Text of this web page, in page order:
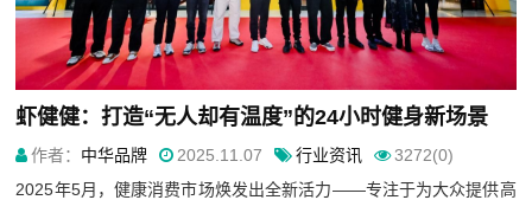
虾健健：打造“无人却有温度”的24小时健身新场景
作者： 中华品牌 2025.11.07 行业资讯
3272(0)
2025年5月，健康消费市场焕发出全新活力——专注于为大众提供高